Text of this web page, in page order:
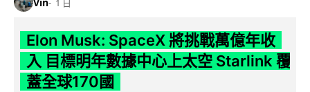
1 日
Elon Musk: SpaceX 將挑戰萬億年收
入 目標明年數據中心上太空 Starlink 覆
蓋全球170國